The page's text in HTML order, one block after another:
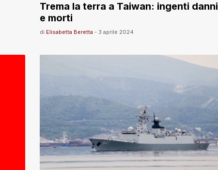
Trema la terra a Taiwan: ingenti danni
e morti
di Elisabetta Beretta - 3 aprile 2024